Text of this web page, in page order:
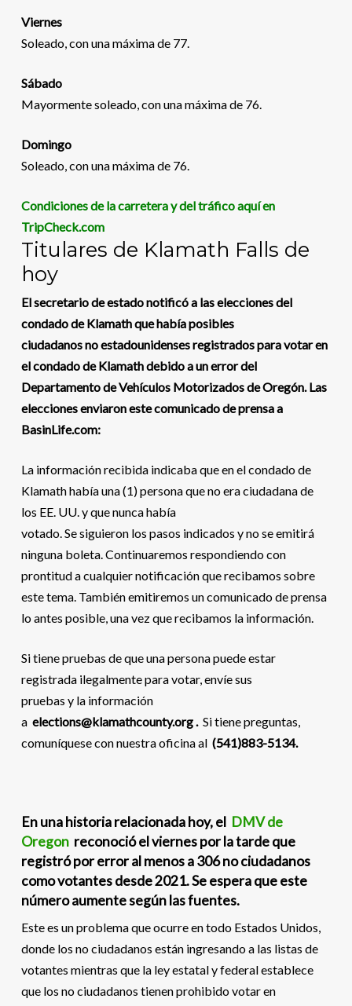
Viernes
Soleado, con una máxima de 77.
Sábado
Mayormente soleado, con una máxima de 76.
Domingo
Soleado, con una máxima de 76.
Condiciones de la carretera y del tráfico aquí en
TripCheck.com
Titulares de Klamath Falls de
hoy
El secretario de estado notificó a las elecciones del
condado de Klamath que había posibles
ciudadanos no estadounidenses registrados para votar en
el condado de Klamath debido a un error del
Departamento de Vehículos Motorizados de Oregón. Las
elecciones enviaron este comunicado de prensa a
BasinLife.com:
La información recibida indicaba que en el condado de
Klamath había una (1) persona que no era ciudadana de
los EE. UU. y que nunca había
votado. Se siguieron los pasos indicados y no se emitirá
ninguna boleta. Continuaremos respondiendo con
prontitud a cualquier notificación que recibamos sobre
este tema. También emitiremos un comunicado de prensa
lo antes posible, una vez que recibamos la información.
Si tiene pruebas de que una persona puede estar
registrada ilegalmente para votar, envíe sus
pruebas y la información
a elections@klamathcounty.org .Si tiene preguntas,
comuníquese con nuestra oficina al (541)883-5134.
En una historia relacionada hoy, el DMV de
Oregonreconoció el viernes por la tarde que
registró por error al menos a 306 no ciudadanos
como votantes desde 2021. Se espera que este
número aumente según las fuentes.
Este es un problema que ocurre en todo Estados Unidos,
donde los no ciudadanos están ingresando a las listas de
votantes mientras que la ley estatal y federal establece
que los no ciudadanos tienen prohibido votar en